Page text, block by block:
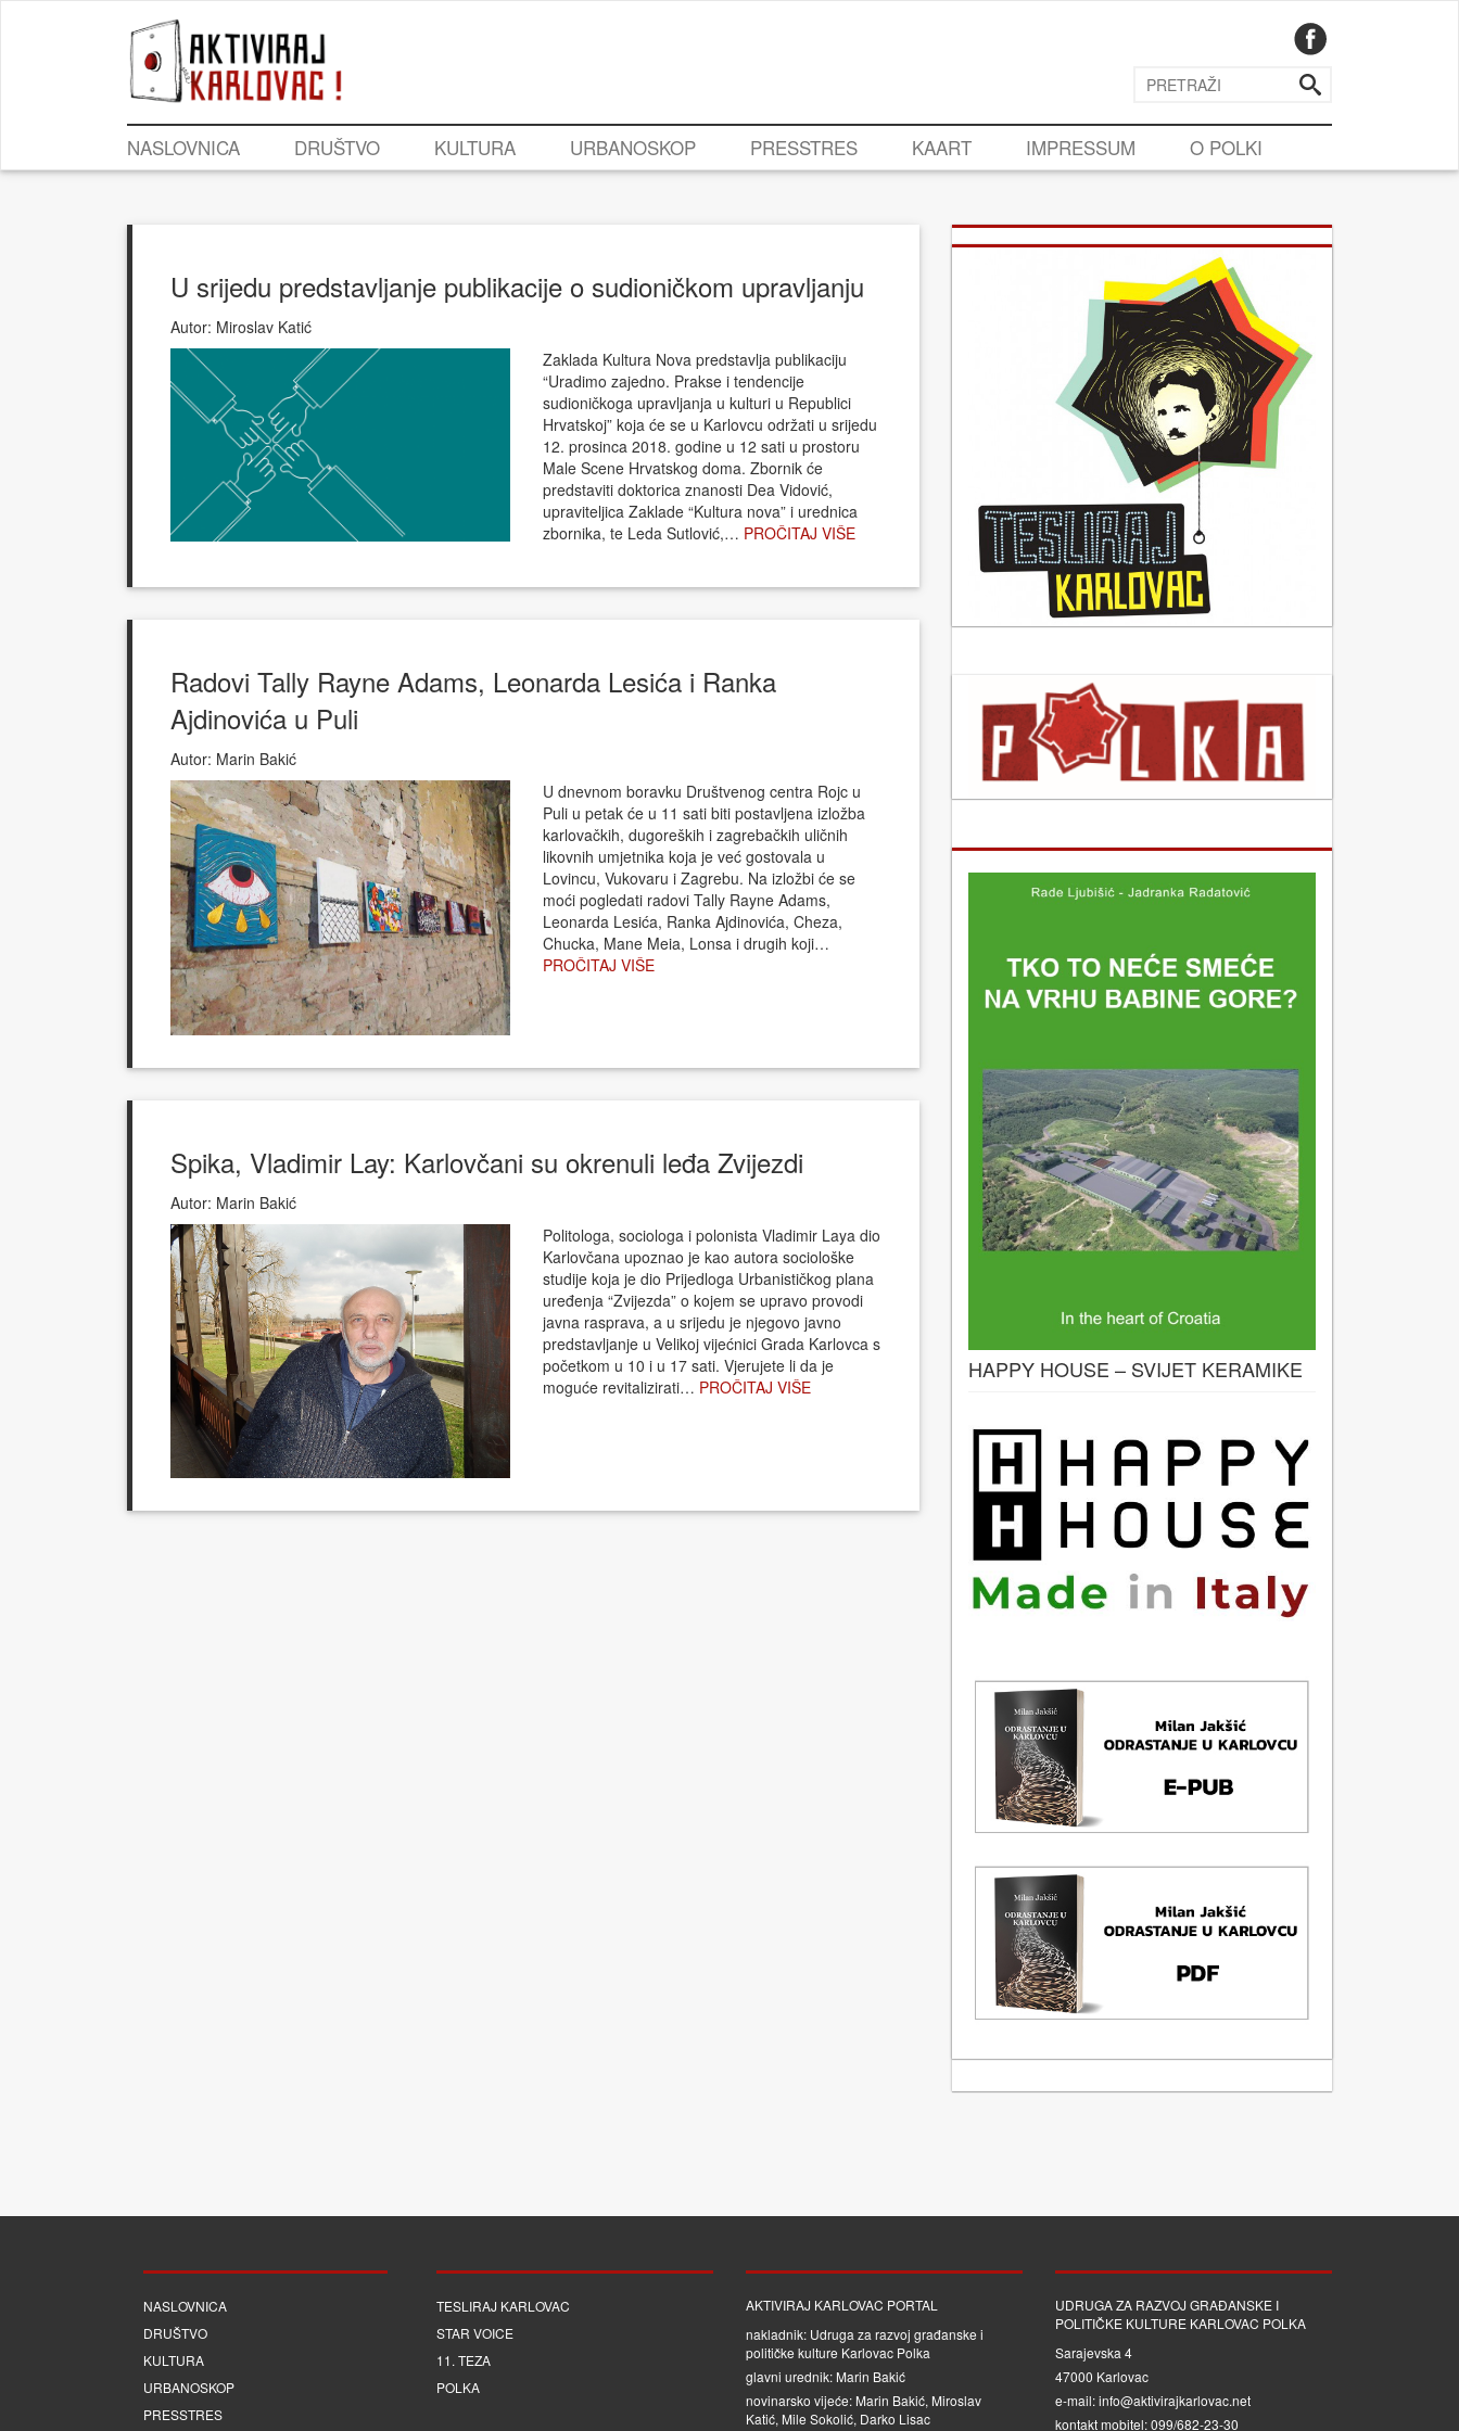
NASLOVNICA DRUŠTVO KULTURA URBANOSKOP PRESSTRES KAART IMPRESSUM O POLKI
U srijedu predstavljanje publikacije o sudioničkom upravljanju
Autor: Miroslav Katić
Zaklada Kultura Nova predstavlja publikaciju
“Uradimo zajedno. Prakse i tendencije
sudioničkoga upravljanja u kulturi u Republici
Hrvatskoj” koja će se u Karlovcu održati u srijedu
12. prosinca 2018. godine u 12 sati u prostoru
Male Scene Hrvatskog doma. Zbornik će
predstaviti doktorica znanosti Dea Vidović,
upraviteljica Zaklade “Kultura nova” i urednica
zbornika, te Leda Sutlović,… PROČITAJ VIŠE
Radovi Tally Rayne Adams, Leonarda Lesića i Ranka
Ajdinovića u Puli
Autor: Marin Bakić
U dnevnom boravku Društvenog centra Rojc u
Puli u petak će u 11 sati biti postavljena izložba
karlovačkih, dugoreških i zagrebačkih uličnih
likovnih umjetnika koja je već gostovala u
Lovincu, Vukovaru i Zagrebu. Na izložbi će se
moći pogledati radovi Tally Rayne Adams,
Leonarda Lesića, Ranka Ajdinovića, Cheza,
Chucka, Mane Meia, Lonsa i drugih koji…
PROČITAJ VIŠE
Spika, Vladimir Lay: Karlovčani su okrenuli leđa Zvijezdi
Autor: Marin Bakić
Politologa, sociologa i polonista Vladimir Laya dio
Karlovčana upoznao je kao autora sociološke
studije koja je dio Prijedloga Urbanističkog plana
uređenja “Zvijezda” o kojem se upravo provodi
javna rasprava, a u srijedu je njegovo javno
predstavljanje u Velikoj vijećnici Grada Karlovca s
početkom u 10 i u 17 sati. Vjerujete li da je
moguće revitalizirati… PROČITAJ VIŠE
HAPPY HOUSE – SVIJET KERAMIKE
NASLOVNICA
DRUŠTVO
KULTURA
URBANOSKOP
PRESSTRES
TESLIRAJ KARLOVAC
STAR VOICE
11. TEZA
POLKA
AKTIVIRAJ KARLOVAC PORTAL
nakladnik: Udruga za razvoj građanske i
političke kulture Karlovac Polka
glavni urednik: Marin Bakić
novinarsko vijeće: Marin Bakić, Miroslav
Katić, Mile Sokolić, Darko Lisac
UDRUGA ZA RAZVOJ GRAĐANSKE I
POLITIČKE KULTURE KARLOVAC POLKA
Sarajevska 4
47000 Karlovac
e-mail: info@aktivirajkarlovac.net
kontakt mobitel: 099/682-23-30